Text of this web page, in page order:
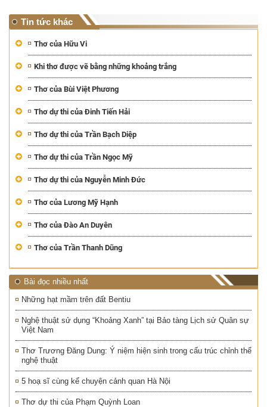
Tin tức khác
Thơ của Hữu Vi
Khi thơ được vẽ bằng những khoảng trắng
Thơ của Bùi Việt Phương
Thơ dự thi của Đinh Tiến Hải
Thơ dự thi của Trần Bạch Diệp
Thơ dự thi của Trần Ngọc Mỹ
Thơ dự thi của Nguyễn Minh Đức
Thơ của Lương Mỹ Hạnh
Thơ của Đào An Duyên
Thơ của Trần Thanh Dũng
Bài đọc nhiều nhất
Những hạt mầm trên đất Bentiu
Nghệ thuật sử dụng “Khoảng Xanh” tại Bảo tàng Lịch sử Quân sự
Việt Nam
Thơ Trương Đăng Dung: Ý niệm hiện sinh trong cấu trúc chỉnh thể
nghệ thuật
5 hoạ sĩ cùng kể chuyện cảnh quan Hà Nội
Thơ dự thi của Phạm Quỳnh Loan